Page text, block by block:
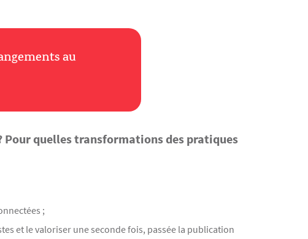
au
Pour quelles transformations des pratiques
;
et le valoriser une seconde fois, passée la publication